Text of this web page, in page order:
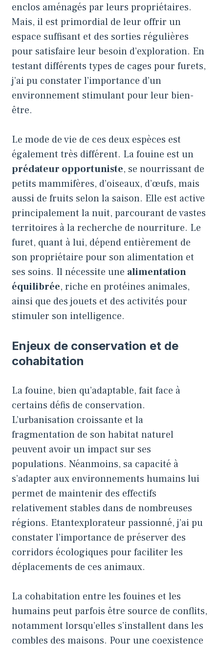
enclos aménagés par leurs propriétaires.
Mais, il est primordial de leur offrir un
espace suffisant et des sorties régulières
pour satisfaire leur besoin d’exploration. En
testant différents types de cages pour furets,
j’ai pu constater l’importance d’un
environnement stimulant pour leur bien-
être.
Le mode de vie de ces deux espèces est
également très différent. La fouine est un
prédateur opportuniste, se nourrissant de
petits mammifères, d’oiseaux, d’œufs, mais
aussi de fruits selon la saison. Elle est active
principalement la nuit, parcourant de vastes
territoires à la recherche de nourriture. Le
furet, quant à lui, dépend entièrement de
son propriétaire pour son alimentation et
ses soins. Il nécessite une alimentation
équilibrée, riche en protéines animales,
ainsi que des jouets et des activités pour
stimuler son intelligence.
Enjeux de conservation et de
cohabitation
La fouine, bien qu’adaptable, fait face à
certains défis de conservation.
L’urbanisation croissante et la
fragmentation de son habitat naturel
peuvent avoir un impact sur ses
populations. Néanmoins, sa capacité à
s’adapter aux environnements humains lui
permet de maintenir des effectifs
relativement stables dans de nombreuses
régions. Etantexplorateur passionné, j’ai pu
constater l’importance de préserver des
corridors écologiques pour faciliter les
déplacements de ces animaux.
La cohabitation entre les fouines et les
humains peut parfois être source de conflits,
notamment lorsqu’elles s’installent dans les
combles des maisons. Pour une coexistence